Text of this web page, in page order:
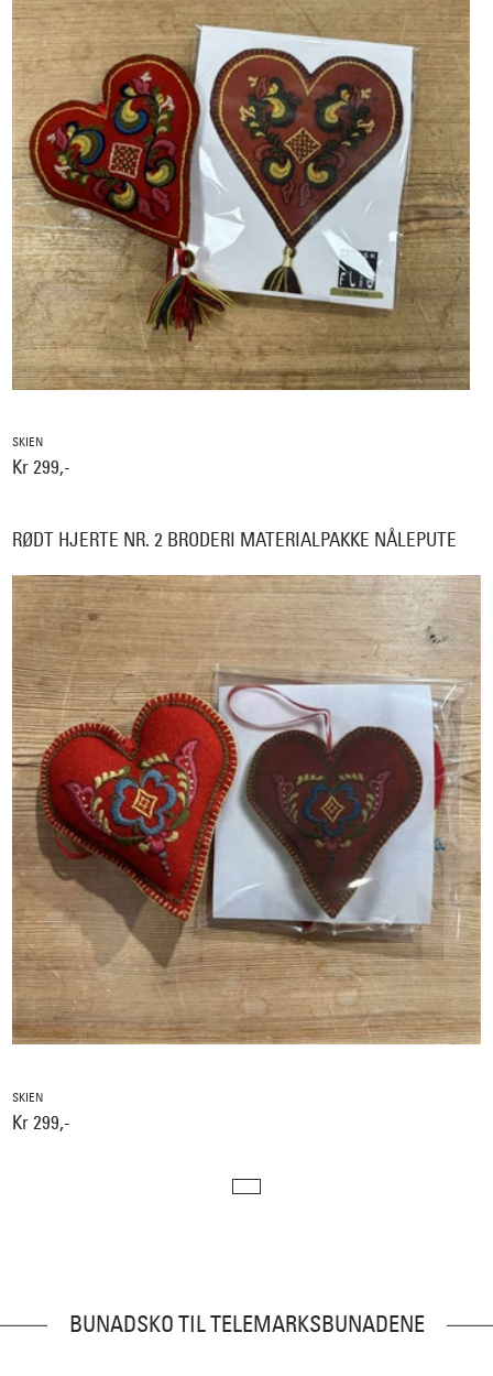
SKIEN
Kr 299,-
RØDT HJERTE NR. 2 BRODERI MATERIALPAKKE NÅLEPUTE
SKIEN
Kr 299,-
BUNADSKO TIL TELEMARKSBUNADENE